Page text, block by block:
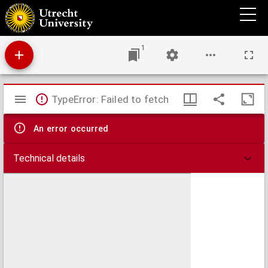
St. Franciscus-Büchlein, oder Kurzgefasste Lebensbeschreibung des hl. Franciscus von
Assisi
1
Mirador
viewer
TypeError: Failed to fetch
An error occurred
Technical details